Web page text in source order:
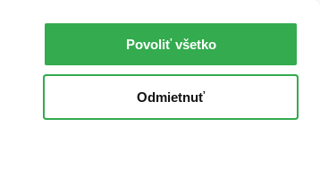
Povoliť všetko
Odmietnuť